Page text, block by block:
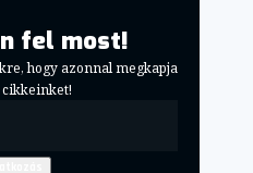
fel most!
hogy azonnal megkapja
cikkeinket!